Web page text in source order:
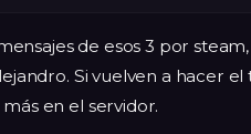
de esos 3 por
Si vuelven a hacer
en el servidor.